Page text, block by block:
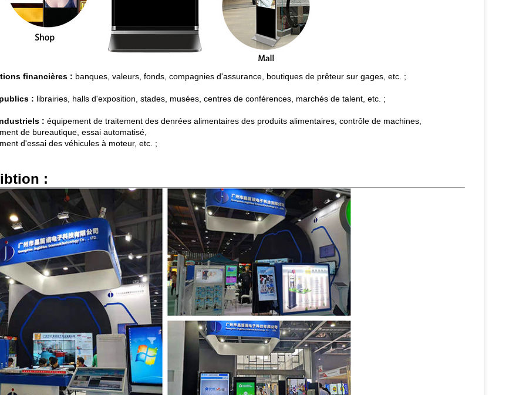
financières : banques, valeurs, fonds, compagnies d'assurance, boutiques de prêteur sur gages, etc. ;
: librairies, halls d'exposition, stades, musées, centres de conférences, marchés de talent, etc. ;
: équipement de traitement des denrées alimentaires des produits alimentaires, contrôle de machines,
de bureautique, essai automatisé,
d'essai des véhicules à moteur, etc. ;
: